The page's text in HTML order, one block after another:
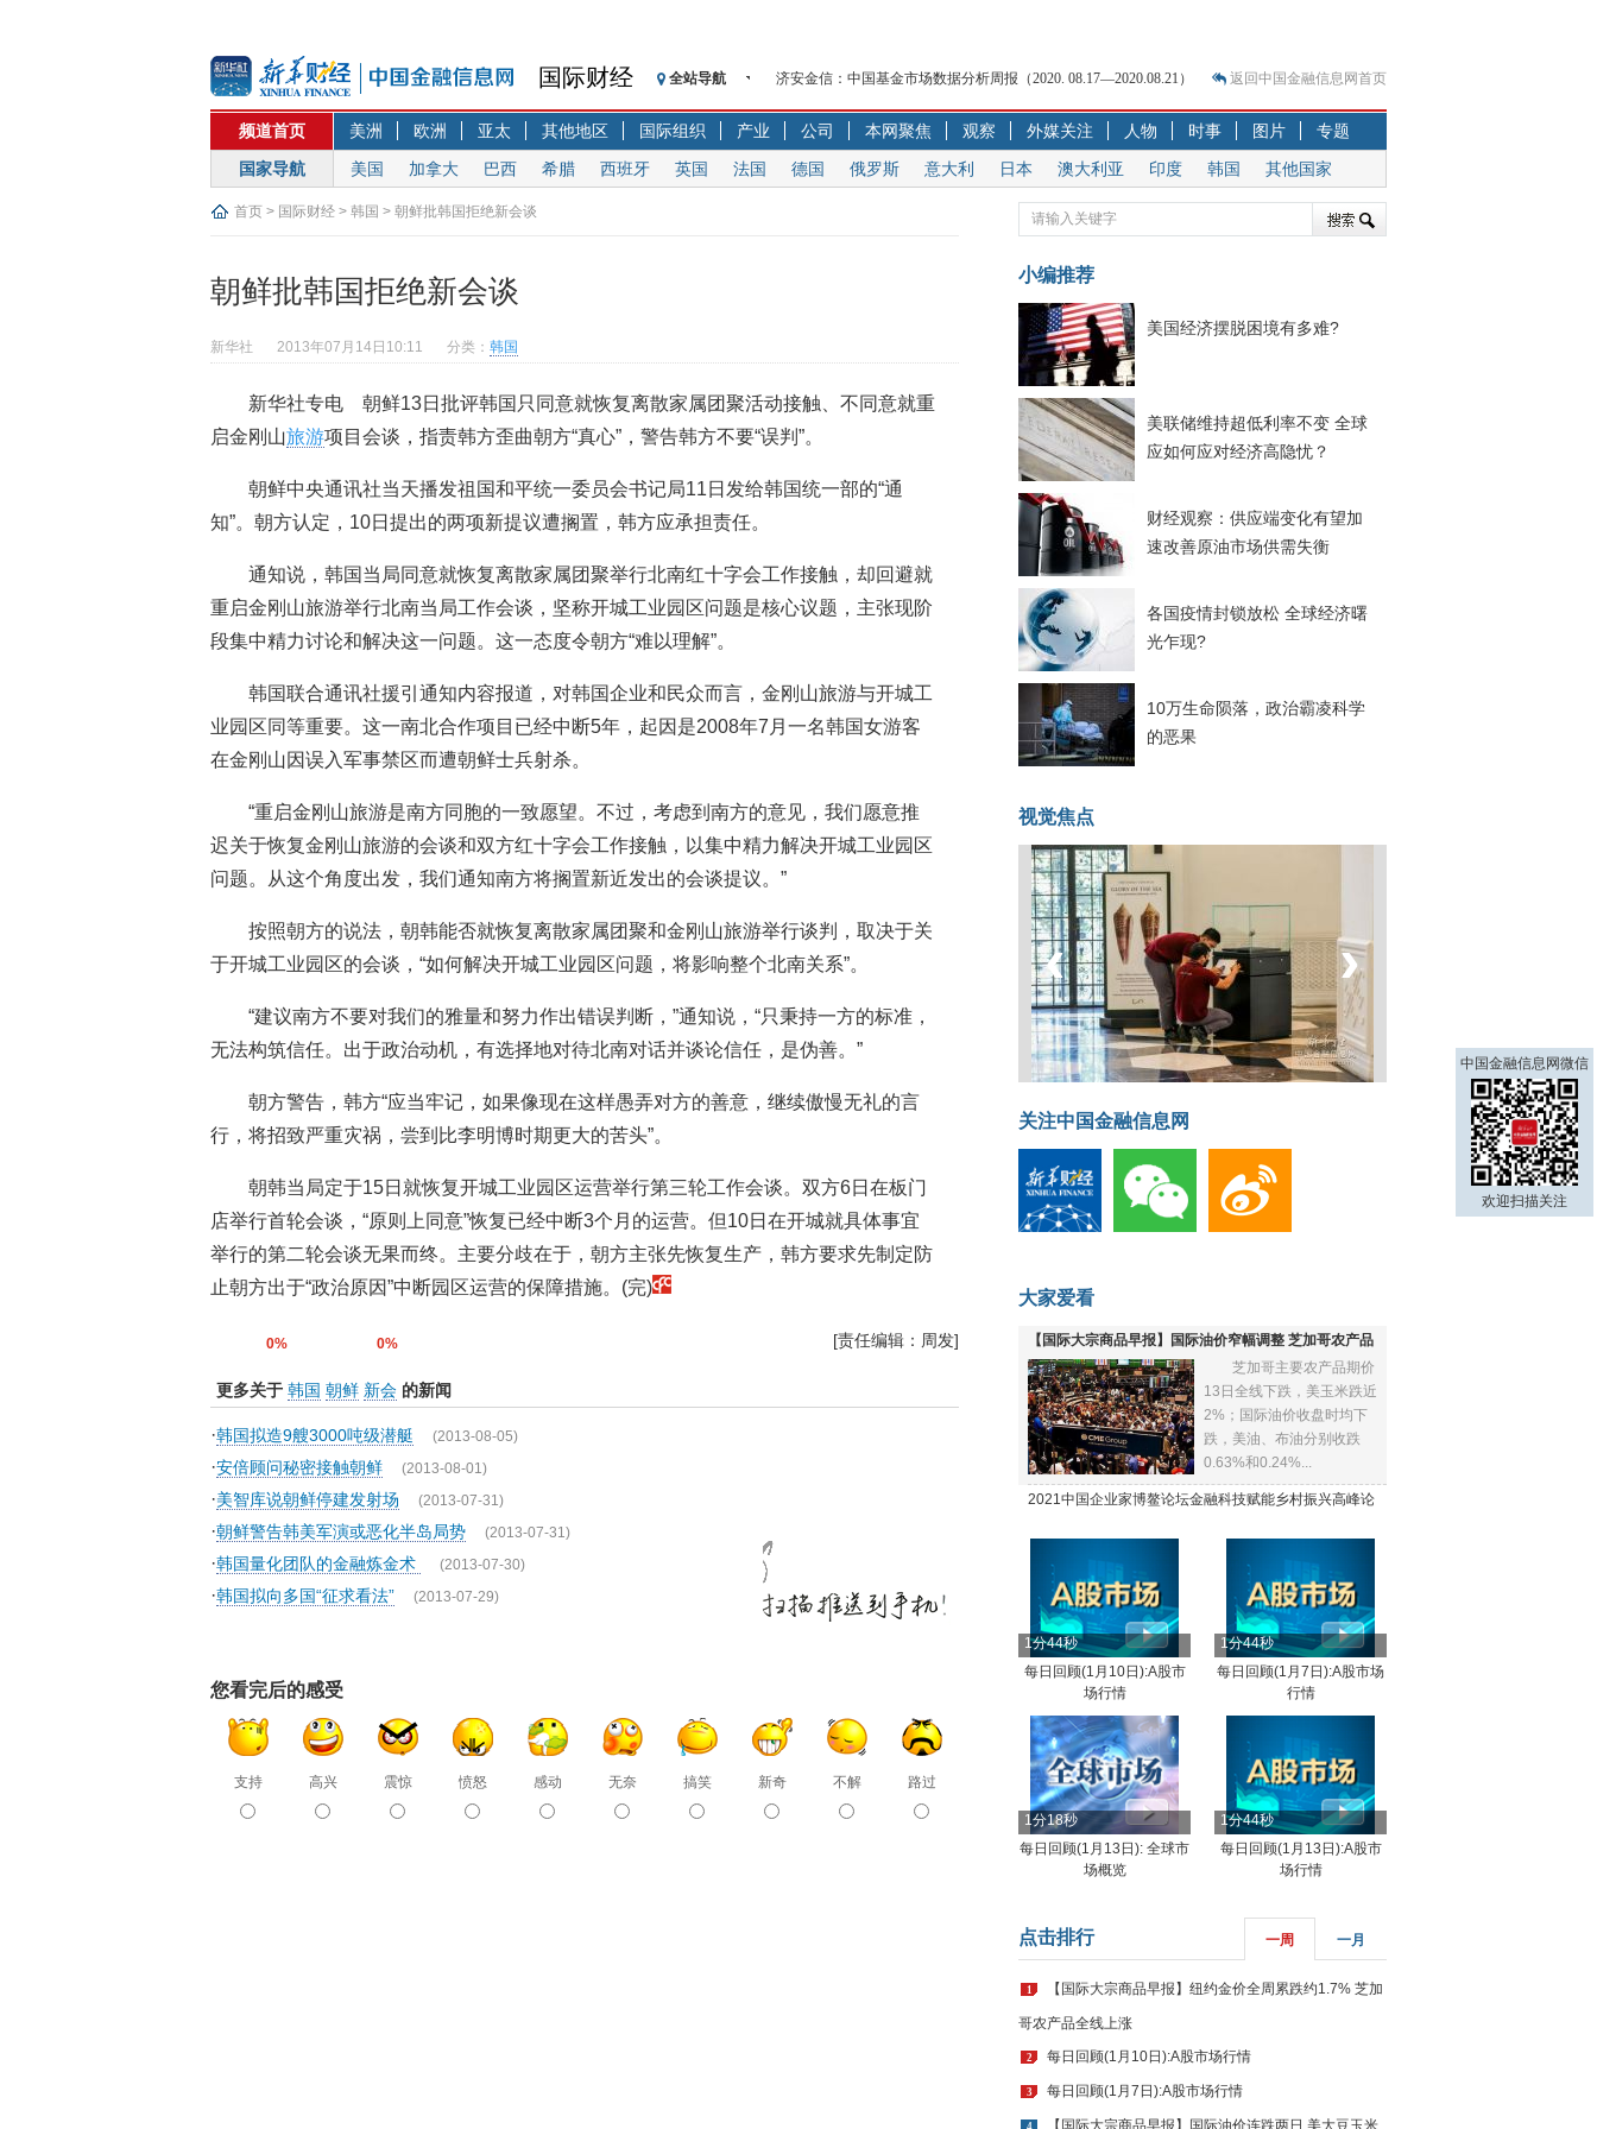
国际财经 全站导航
济安金信：中国基金市场数据分析周报（2020. 08.17—2020.08.21）
记者手记：疫情下的香港零售业如何浴火重生？
【见·闻】疫情下一家香港传统零售商的转型突围之旅
济安金信：中国基金市场数据分析周报（2020. 07.27—2020.07.31）
【新华财经调查】同业存单、结构性存款玩起“跷跷板” 结构性失衡藏
央行公开市场净投放300亿元 短端资金利率明显下行
基本面及股市双轮冲击 债市回调十年期债表现最弱
沥青期货连续两日涨逾3% 沪银及两粕涨势喜人
恒生聚源：北斗收官之星发射成功，全产业链解析
济安金信：中国基金市场数据分析周报（2020. 08.17—2020.08.21）
返回中国金融信息网首页
频道首页 美洲 欧洲 亚太 其他地区 国际组织 产业 公司 本网聚焦 观察 外媒关注 人物 时事 图片
专题
国家导航
美国 加拿大 巴西 希腊 西班牙 英国 法国 德国 俄罗斯 意大利 日本 澳大利亚 印度 韩国 其他国家
首页 > 国际财经 > 韩国 > 朝鲜批韩国拒绝新会谈
朝鲜批韩国拒绝新会谈
新华社 2013年07月14日10:11 分类： 韩国
新华社专电 朝鲜13日批评韩国只同意就恢复离散家属团聚活动接触、不同意就重
启金刚山旅游项目会谈，指责韩方歪曲朝方“真心”，警告韩方不要“误判”。
朝鲜中央通讯社当天播发祖国和平统一委员会书记局11日发给韩国统一部的“通
知”。朝方认定，10日提出的两项新提议遭搁置，韩方应承担责任。
通知说，韩国当局同意就恢复离散家属团聚举行北南红十字会工作接触，却回避就
重启金刚山旅游举行北南当局工作会谈，坚称开城工业园区问题是核心议题，主张现阶
段集中精力讨论和解决这一问题。这一态度令朝方“难以理解”。
韩国联合通讯社援引通知内容报道，对韩国企业和民众而言，金刚山旅游与开城工
业园区同等重要。这一南北合作项目已经中断5年，起因是2008年7月一名韩国女游客
在金刚山因误入军事禁区而遭朝鲜士兵射杀。
“重启金刚山旅游是南方同胞的一致愿望。不过，考虑到南方的意见，我们愿意推
迟关于恢复金刚山旅游的会谈和双方红十字会工作接触，以集中精力解决开城工业园区
问题。从这个角度出发，我们通知南方将搁置新近发出的会谈提议。”
按照朝方的说法，朝韩能否就恢复离散家属团聚和金刚山旅游举行谈判，取决于关
于开城工业园区的会谈，“如何解决开城工业园区问题，将影响整个北南关系”。
“建议南方不要对我们的雅量和努力作出错误判断，”通知说，“只秉持一方的标准，
无法构筑信任。出于政治动机，有选择地对待北南对话并谈论信任，是伪善。”
朝方警告，韩方“应当牢记，如果像现在这样愚弄对方的善意，继续傲慢无礼的言
行，将招致严重灾祸，尝到比李明博时期更大的苦头”。
朝韩当局定于15日就恢复开城工业园区运营举行第三轮工作会谈。双方6日在板门
店举行首轮会谈，“原则上同意”恢复已经中断3个月的运营。但10日在开城就具体事宜
举行的第二轮会谈无果而终。主要分歧在于，朝方主张先恢复生产，韩方要求先制定防
止朝方出于“政治原因”中断园区运营的保障措施。(完)
0% 0% [责任编辑：周发]
更多关于 韩国 朝鲜 新会 的新闻
·韩国拟造9艘3000吨级潜艇 (2013-08-05)
·安倍顾问秘密接触朝鲜 (2013-08-01)
·美智库说朝鲜停建发射场 (2013-07-31)
·朝鲜警告韩美军演或恶化半岛局势 (2013-07-31)
·韩国量化团队的金融炼金术 (2013-07-30)
·韩国拟向多国“征求看法” (2013-07-29)
您看完后的感受
支持 高兴 震惊 愤怒 感动 无奈 搞笑 新奇 不解 路过
小编推荐
美国经济摆脱困境有多难?
美联储维持超低利率不变 全球
应如何应对经济高隐忧？
财经观察：供应端变化有望加
速改善原油市场供需失衡
各国疫情封锁放松 全球经济曙
光乍现?
10万生命陨落，政治霸凌科学
的恶果
视觉焦点
菲律宾：防疫降级
‹ ›
关注中国金融信息网
大家爱看
【国际大宗商品早报】国际油价窄幅调整 芝加哥农产品
全线下跌
芝加哥主要农产品期价
13日全线下跌，美玉米跌近
2%；国际油价收盘时均下
跌，美油、布油分别收跌
0.63%和0.24%...
2021中国企业家博鳌论坛金融科技赋能乡村振兴高峰论
1分44秒
每日回顾(1月10日):A股市
场行情
1分44秒
每日回顾(1月7日):A股市场
行情
1分18秒
每日回顾(1月13日): 全球市
场概览
1分44秒
每日回顾(1月13日):A股市
场行情
点击排行 一周 一月
1 【国际大宗商品早报】纽约金价全周累跌约1.7% 芝加
哥农产品全线上涨
2 每日回顾(1月10日):A股市场行情
3 每日回顾(1月7日):A股市场行情
4 【国际大宗商品早报】国际油价连跌两日 美大豆玉米
中国金融信息网微信
欢迎扫描关注